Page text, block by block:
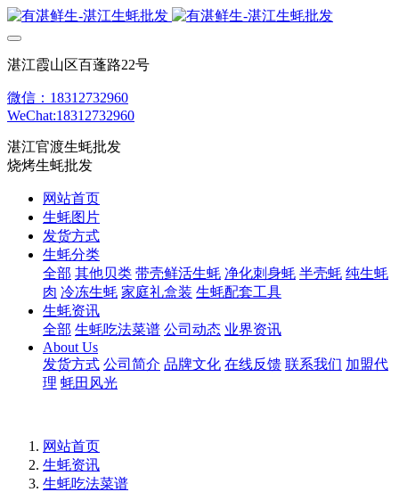
湛江霞山区百蓬路22号
微信：18312732960
WeChat:18312732960
湛江官渡生蚝批发
烧烤生蚝批发
网站首页
生蚝图片
发货方式
生蚝分类
全部 其他贝类 带壳鲜活生蚝 净化刺身蚝 半壳蚝 纯生蚝
肉 冷冻生蚝 家庭礼盒装 生蚝配套工具
生蚝资讯
全部 生蚝吃法菜谱 公司动态 业界资讯
About Us
发货方式 公司简介 品牌文化 在线反馈 联系我们 加盟代
理 蚝田风光
网站首页
生蚝资讯
生蚝吃法菜谱